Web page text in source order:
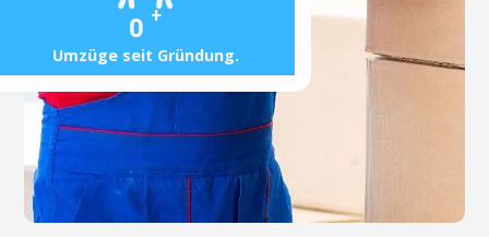
0 +
Umzüge seit Gründung.